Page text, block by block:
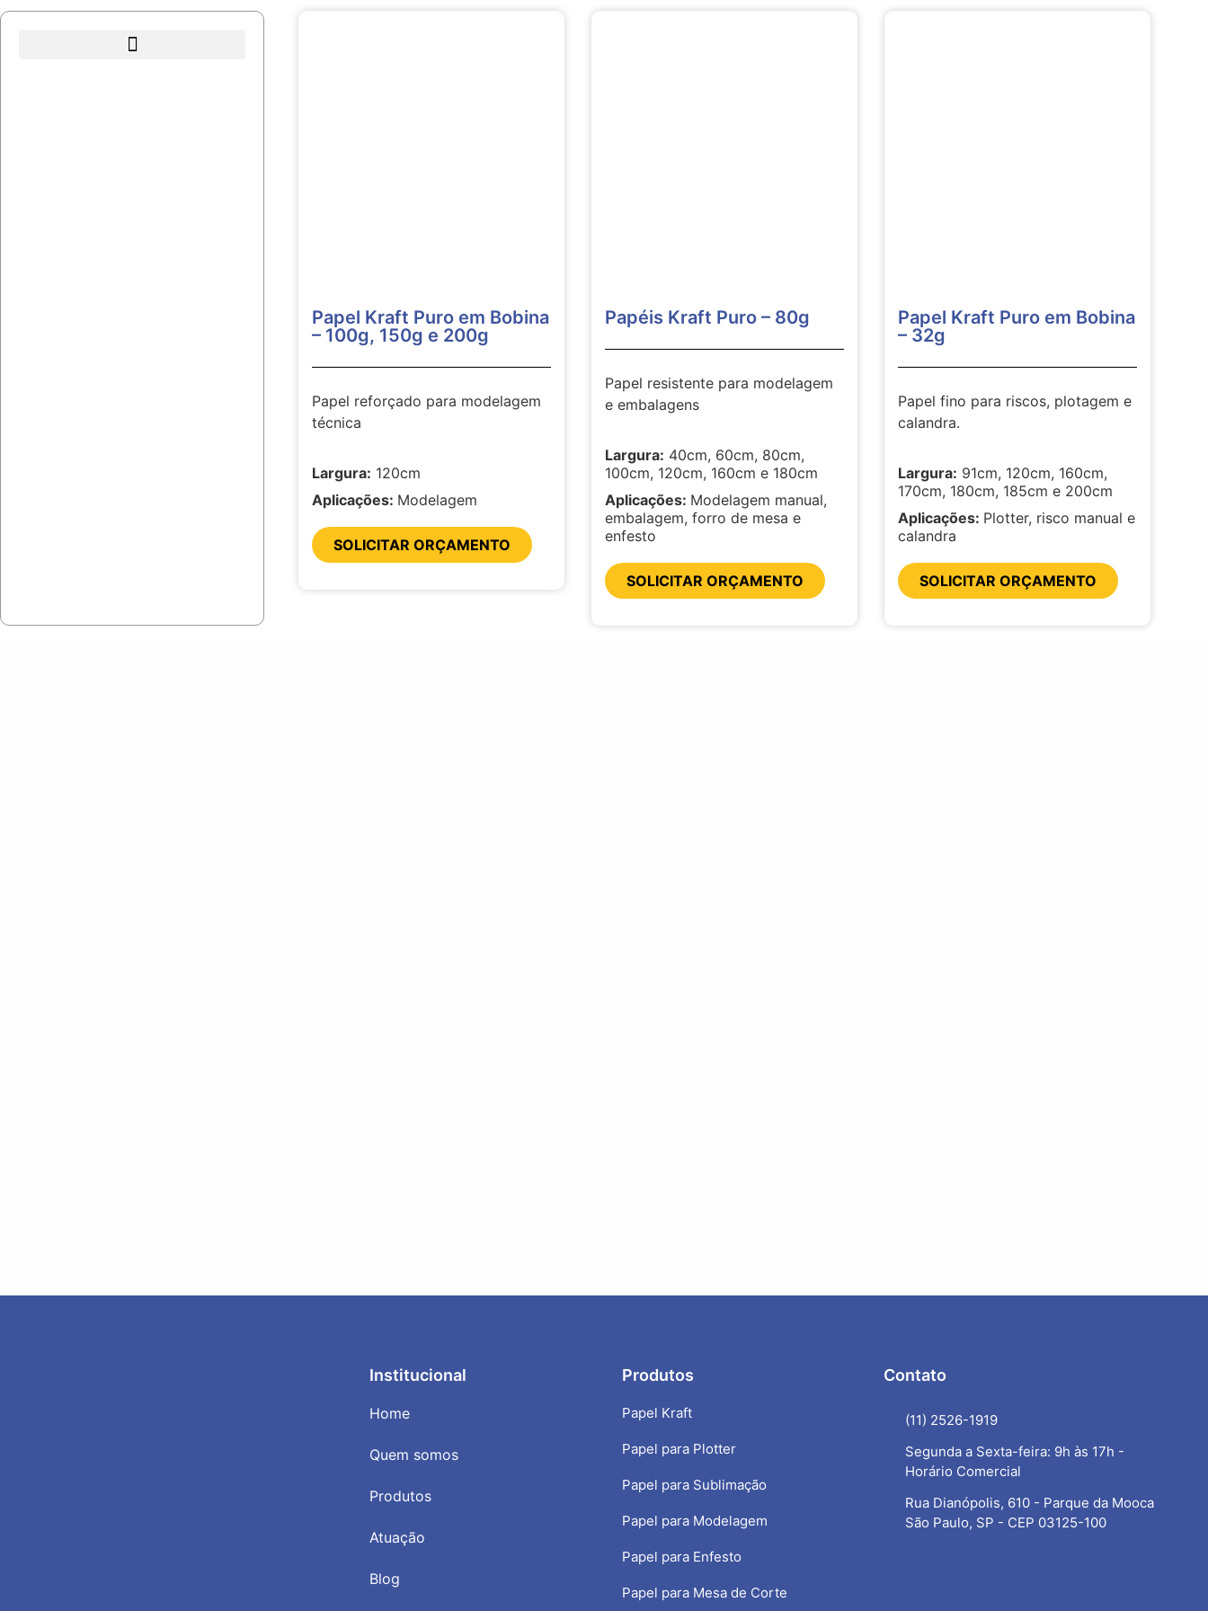
Filme Plástico
Papel Kraft Puro em Bobina
– 100g, 150g e 200g
Papel reforçado para modelagem
técnica
Largura: 120cm
Aplicações: Modelagem
SOLICITAR ORÇAMENTO
Papéis Kraft Puro – 80g
Papel resistente para modelagem
e embalagens
Largura: 40cm, 60cm, 80cm,
100cm, 120cm, 160cm e 180cm
Aplicações: Modelagem manual,
embalagem, forro de mesa e
enfesto
SOLICITAR ORÇAMENTO
Papel Kraft Puro em Bobina
– 32g
Papel fino para riscos, plotagem e
calandra.
Largura: 91cm, 120cm, 160cm,
170cm, 180cm, 185cm e 200cm
Aplicações: Plotter, risco manual e
calandra
SOLICITAR ORÇAMENTO
Institucional
Home
Quem somos
Produtos
Atuação
Blog
Produtos
Papel Kraft
Papel para Plotter
Papel para Sublimação
Papel para Modelagem
Papel para Enfesto
Papel para Mesa de Corte
Contato
(11) 2526-1919
Segunda a Sexta-feira: 9h às 17h -
Horário Comercial
Rua Dianópolis, 610 - Parque da Mooca
São Paulo, SP - CEP 03125-100